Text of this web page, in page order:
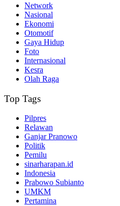
Network
Nasional
Ekonomi
Otomotif
Gaya Hidup
Foto
Internasional
Kesra
Olah Raga
Top Tags
Pilpres
Relawan
Ganjar Pranowo
Politik
Pemilu
sinarharapan.id
Indonesia
Prabowo Subianto
UMKM
Pertamina